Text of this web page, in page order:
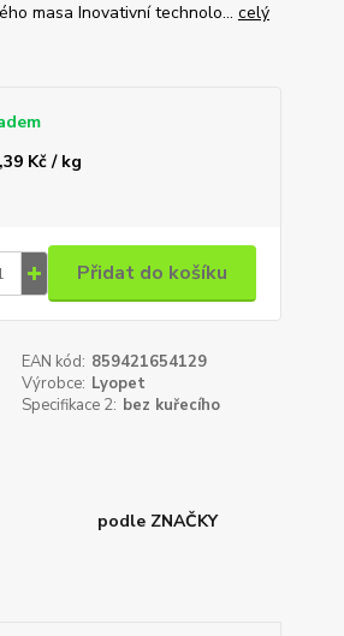
masa Inovativní technolo... celý
Kč / kg
Přidat do košíku
EAN kód: 859421654129
Výrobce: Lyopet
Specifikace 2: bez kuřecího
podle ZNAČKY